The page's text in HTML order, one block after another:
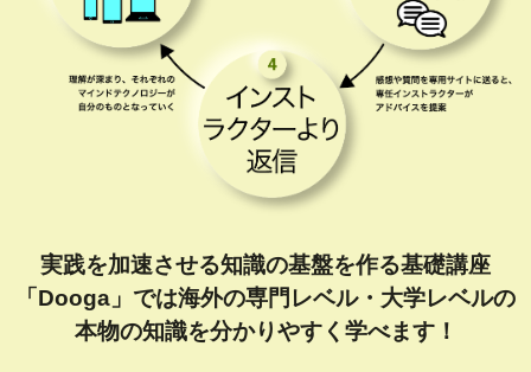
実践を加速させる知識の基盤を作る基礎講座
「Dooga」では海外の専門レベル・大学レベルの
本物の知識を分かりやすく学べます！